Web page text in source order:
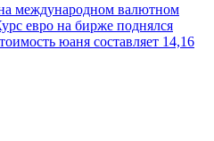
международном валютном
евро на бирже поднялся
юаня составляет 14,16